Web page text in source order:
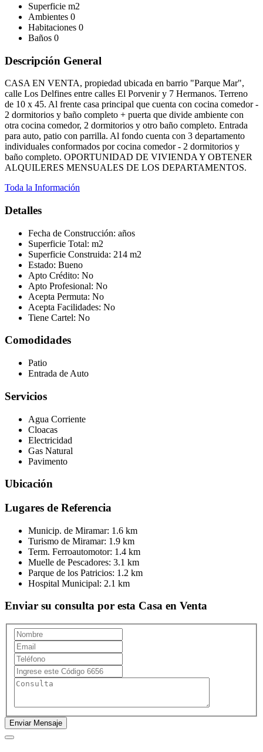
Superficie m2
Ambientes 0
Habitaciones 0
Baños 0
Descripción General
CASA EN VENTA, propiedad ubicada en barrio "Parque Mar",
calle Los Delfines entre calles El Porvenir y 7 Hermanos. Terreno
de 10 x 45. Al frente casa principal que cuenta con cocina comedor -
2 dormitorios y baño completo + puerta que divide ambiente con
otra cocina comedor, 2 dormitorios y otro baño completo. Entrada
para auto, patio con parrilla. Al fondo cuenta con 3 departamento
individuales conformados por cocina comedor - 2 dormitorios y
baño completo. OPORTUNIDAD DE VIVIENDA Y OBTENER
ALQUILERES MENSUALES DE LOS DEPARTAMENTOS.
Toda la Información
Detalles
Fecha de Construcción: años
Superficie Total: m2
Superficie Construida: 214 m2
Estado: Bueno
Apto Crédito: No
Apto Profesional: No
Acepta Permuta: No
Acepta Facilidades: No
Tiene Cartel: No
Comodidades
Patio
Entrada de Auto
Servicios
Agua Corriente
Cloacas
Electricidad
Gas Natural
Pavimento
Ubicación
Lugares de Referencia
Municip. de Miramar: 1.6 km
Turismo de Miramar: 1.9 km
Term. Ferroautomotor: 1.4 km
Muelle de Pescadores: 3.1 km
Parque de los Patricios: 1.2 km
Hospital Municipal: 2.1 km
Enviar su consulta por esta Casa en Venta